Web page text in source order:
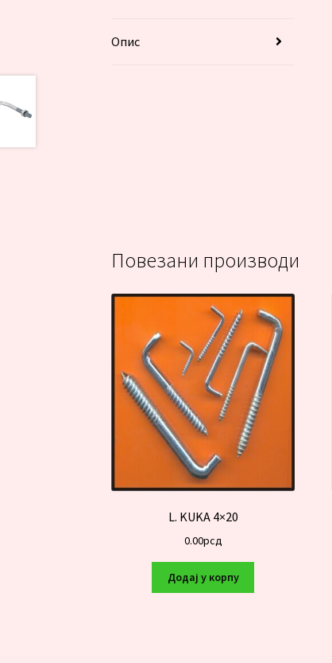
Опис
Повезани производи
L. KUKA 4×20
0.00рсд
Додај у корпу